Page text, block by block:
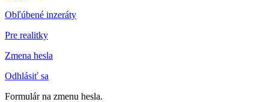
Obľúbené inzeráty
Pre realitky
Zmena hesla
Odhlásiť sa
Formulár na zmenu hesla.